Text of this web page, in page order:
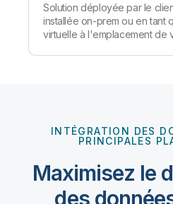
Solution déployée par le
installée on-prem ou en tant
virtuelle à l'emplacement de
INTÉGRATION DES
PRINCIPALES
Maximisez le
des